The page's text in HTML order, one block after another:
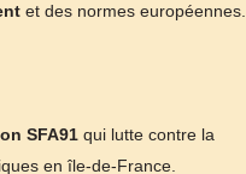
et des normes européennes.
SFA91qui lutte contre la
en île-de-France.